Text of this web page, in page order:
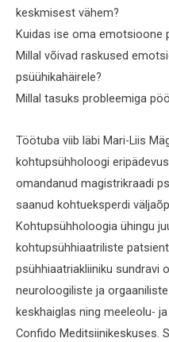
keskmisest vähem?
Kuidas ise oma emotsioone
Millal võivad raskused
psüühikahäirele?
Millal tasuks probleemiga
Töötuba viib läbi Mari-Liis
kohtupsühholoogi
omandanud magistrikraadi
saanud kohtueksperdi
Kohtupsühholoogia ühingu
kohtupsühhiaatriliste
psühhiaatriakliiniku sundravi
neuroloogiliste ja
keskhaiglas ning meeleolu-
Confido Meditsiinikeskuses.